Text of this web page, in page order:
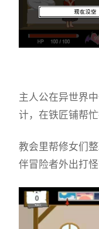
主人公在异世界
计，在铁匠铺帮
教会里帮修女们
伴冒险者外出打怪